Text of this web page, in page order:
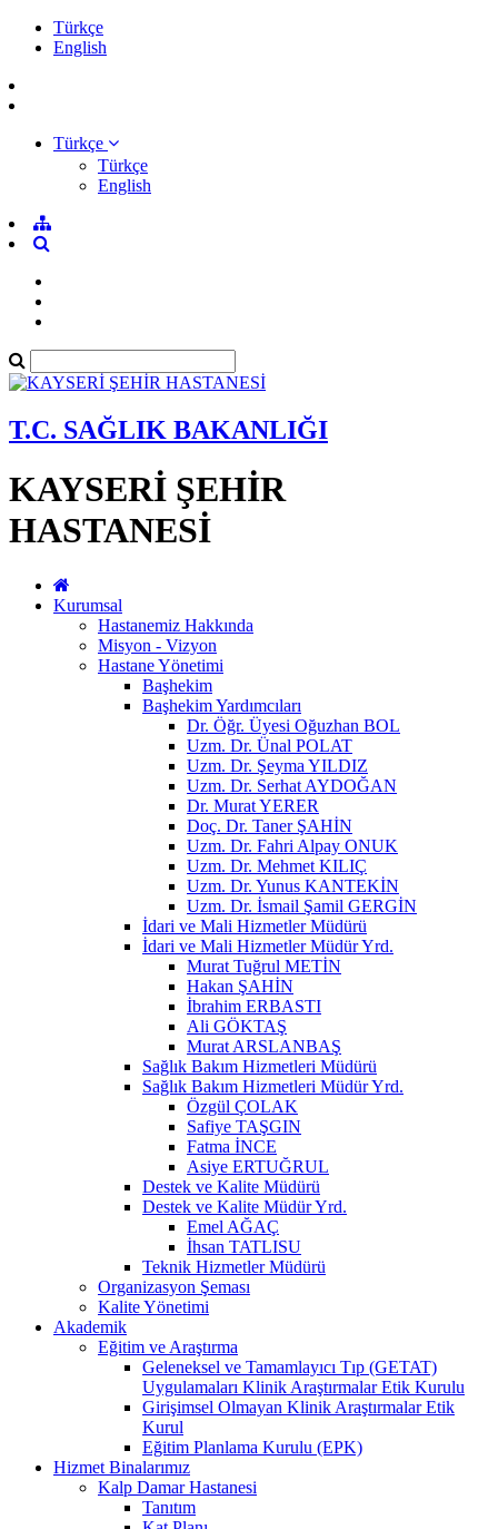
Türkçe
English
Türkçe
Türkçe
English
T.C. SAĞLIK BAKANLIĞI
KAYSERİ ŞEHİR
HASTANESİ
Kurumsal
Hastanemiz Hakkında
Misyon - Vizyon
Hastane Yönetimi
Başhekim
Başhekim Yardımcıları
Dr. Öğr. Üyesi Oğuzhan BOL
Uzm. Dr. Ünal POLAT
Uzm. Dr. Şeyma YILDIZ
Uzm. Dr. Serhat AYDOĞAN
Dr. Murat YERER
Doç. Dr. Taner ŞAHİN
Uzm. Dr. Fahri Alpay ONUK
Uzm. Dr. Mehmet KILIÇ
Uzm. Dr. Yunus KANTEKİN
Uzm. Dr. İsmail Şamil GERGİN
İdari ve Mali Hizmetler Müdürü
İdari ve Mali Hizmetler Müdür Yrd.
Murat Tuğrul METİN
Hakan ŞAHİN
İbrahim ERBASTI
Ali GÖKTAŞ
Murat ARSLANBAŞ
Sağlık Bakım Hizmetleri Müdürü
Sağlık Bakım Hizmetleri Müdür Yrd.
Özgül ÇOLAK
Safiye TAŞGIN
Fatma İNCE
Asiye ERTUĞRUL
Destek ve Kalite Müdürü
Destek ve Kalite Müdür Yrd.
Emel AĞAÇ
İhsan TATLISU
Teknik Hizmetler Müdürü
Organizasyon Şeması
Kalite Yönetimi
Akademik
Eğitim ve Araştırma
Geleneksel ve Tamamlayıcı Tıp (GETAT)
Uygulamaları Klinik Araştırmalar Etik Kurulu
Girişimsel Olmayan Klinik Araştırmalar Etik
Kurul
Eğitim Planlama Kurulu (EPK)
Hizmet Binalarımız
Kalp Damar Hastanesi
Tanıtım